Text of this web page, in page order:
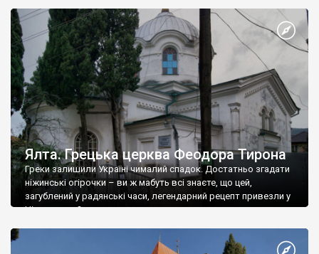
Ялта. Грецька церква Феодора Тирона
Греки залишили Україні чималий спадок. Достатньо згадати
ніжинські огірочки – ви ж мабуть всі знаєте, що цей,
загублений у радянські часи, легендарний рецепт привезли у
Ніжин греки?